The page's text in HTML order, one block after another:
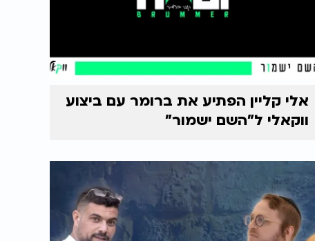
אלי קליין הפתיע את ברומר עם ביצוע
ווקאלי ל"השם ישמור"